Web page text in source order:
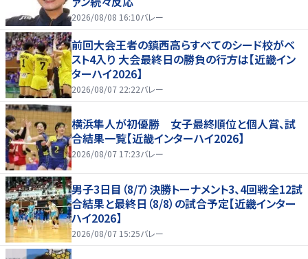
2026/08/08 16:10バレー
前回大会王者の鎮西高らすべてのシード校がベ
スト4入り 大会最終日の勝負の行方は【近畿イン
ターハイ2026】
2026/08/07 22:22バレー
横浜隼人が初優勝 女子最終順位と個人賞、試
合結果一覧【近畿インターハイ2026】
2026/08/07 17:23バレー
男子3日目（8/7）決勝トーナメント3、4回戦全12試
合結果と最終日（8/8）の試合予定【近畿インター
ハイ2026】
2026/08/07 15:25バレー